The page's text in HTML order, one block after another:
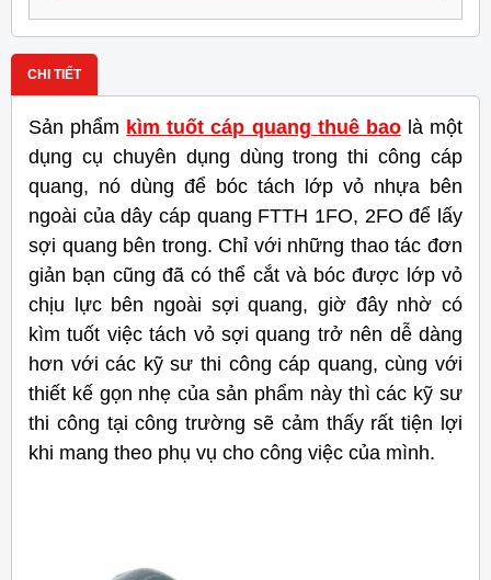
CHI TIẾT
Sản phẩm kìm tuốt cáp quang thuê baolà một
dụng cụ chuyên dụng dùng trong thi công cáp
quang, nó dùng để bóc tách lớp vỏ nhựa bên
ngoài của dây cáp quang FTTH 1FO, 2FO để lấy
sợi quang bên trong. Chỉ với những thao tác đơn
giản bạn cũng đã có thể cắt và bóc được lớp vỏ
chịu lực bên ngoài sợi quang, giờ đây nhờ có
kìm tuốt việc tách vỏ sợi quang trở nên dễ dàng
hơn với các kỹ sư thi công cáp quang, cùng với
thiết kế gọn nhẹ của sản phẩm này thì các kỹ sư
thi công tại công trường sẽ cảm thấy rất tiện lợi
khi mang theo phụ vụ cho công việc của mình.